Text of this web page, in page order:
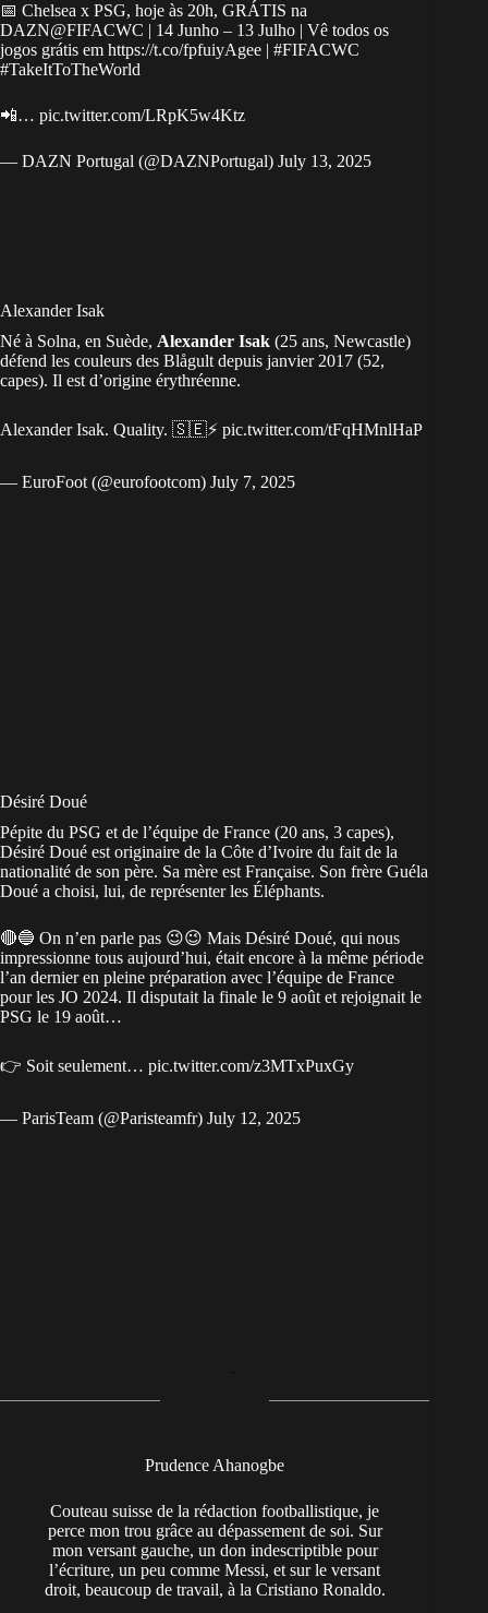
📅 Chelsea x PSG, hoje às 20h, GRÁTIS na
DAZN@FIFACWC | 14 Junho – 13 Julho | Vê todos os
jogos grátis em https://t.co/fpfuiyAgee | #FIFACWC
#TakeItToTheWorld
📲… pic.twitter.com/LRpK5w4Ktz
— DAZN Portugal (@DAZNPortugal) July 13, 2025
Alexander Isak
Né à Solna, en Suède, Alexander Isak (25 ans, Newcastle)
défend les couleurs des Blågult depuis janvier 2017 (52,
capes). Il est d’origine érythréenne.
Alexander Isak. Quality. 🇸🇪⚡️ pic.twitter.com/tFqHMnlHaP
— EuroFoot (@eurofootcom) July 7, 2025
Désiré Doué
Pépite du PSG et de l’équipe de France (20 ans, 3 capes),
Désiré Doué est originaire de la Côte d’Ivoire du fait de la
nationalité de son père. Sa mère est Française. Son frère Guéla
Doué a choisi, lui, de représenter les Éléphants.
🔴🔵 On n’en parle pas 😉😉 Mais Désiré Doué, qui nous
impressionne tous aujourd’hui, était encore à la même période
l’an dernier en pleine préparation avec l’équipe de France
pour les JO 2024. Il disputait la finale le 9 août et rejoignait le
PSG le 19 août…
👉 Soit seulement… pic.twitter.com/z3MTxPuxGy
— ParisTeam (@Paristeamfr) July 12, 2025
Prudence Ahanogbe
Couteau suisse de la rédaction footballistique, je
perce mon trou grâce au dépassement de soi. Sur
mon versant gauche, un don indescriptible pour
l’écriture, un peu comme Messi, et sur le versant
droit, beaucoup de travail, à la Cristiano Ronaldo.